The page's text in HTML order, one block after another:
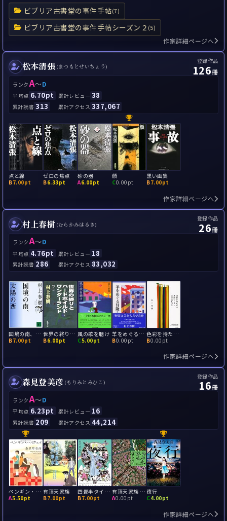
ビブリア古書堂の事件手帖(7)
ビブリア古書堂の事件手帖シーズン２ (5)
作家詳細ページへ
松本清張 (まつもとせいちょう)
登録作品
126冊
ランクA～D
平均点 6.70pt 累計レビュー 38
累計読書 313 累計アクセス 337,067
点と線
B7.00pt
ゼロの焦点
B6.33pt
砂の器
A6.00pt
顔
C0.00pt
黒い画集
B7.00pt
作家詳細ページへ
村上春樹 (むらかみはるき)
登録作品
26冊
ランクA～D
平均点 4.76pt 累計レビュー 18
累計読書 286 累計アクセス 83,032
国境の南、太陽の西
B7.00pt
世界の終りとハードボイルド・ワンダーランド
B6.00pt
風の歌を聴け
C5.00pt
羊をめぐる冒険
B0.00pt
色彩を持たない多崎つくると、彼の巡礼の年
B0.00pt
作家詳細ページへ
森見登美彦 (もりみとみひこ)
登録作品
16冊
ランクA～D
平均点 6.23pt 累計レビュー 16
累計読書 209 累計アクセス 44,214
ペンギン・ハイウェイ
A5.50pt
有頂天家族
B7.00pt
四畳半タイムマシンブルース
B7.00pt
有頂天家族 二代目の帰朝
A0.00pt
夜行
C4.00pt
作家詳細ページへ